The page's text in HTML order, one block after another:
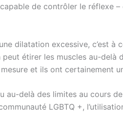
de contrôler le réflexe
dilatation excessive, c’est à
peut étirer les muscles au-
et ils ont certainement
au-delà des limites au cours
LGBTQ +,